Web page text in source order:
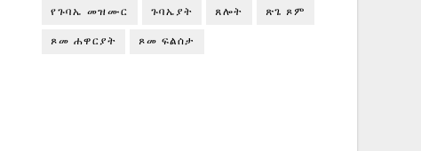
የጉባኤ መዝሙር ጉባኤያት ጸሎት ጽጌ ጾም
ጾመ ሐዋርያት ጾመ ፍልሰታ